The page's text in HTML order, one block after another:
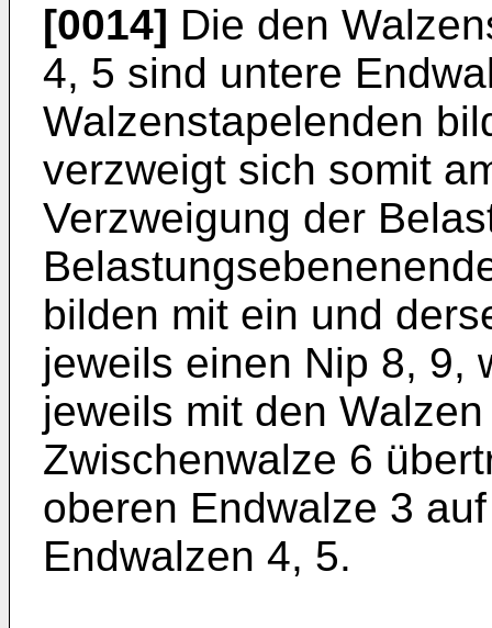
[0014] Die den
4, 5 sind untere
Walzenstapelenden
verzweigt sich somit
Verzweigung der
bilden mit ein und
jeweils einen Nip 8, 9,
jeweils mit den
Zwischenwalze 6
oberen Endwalze 3
Endwalzen 4, 5.